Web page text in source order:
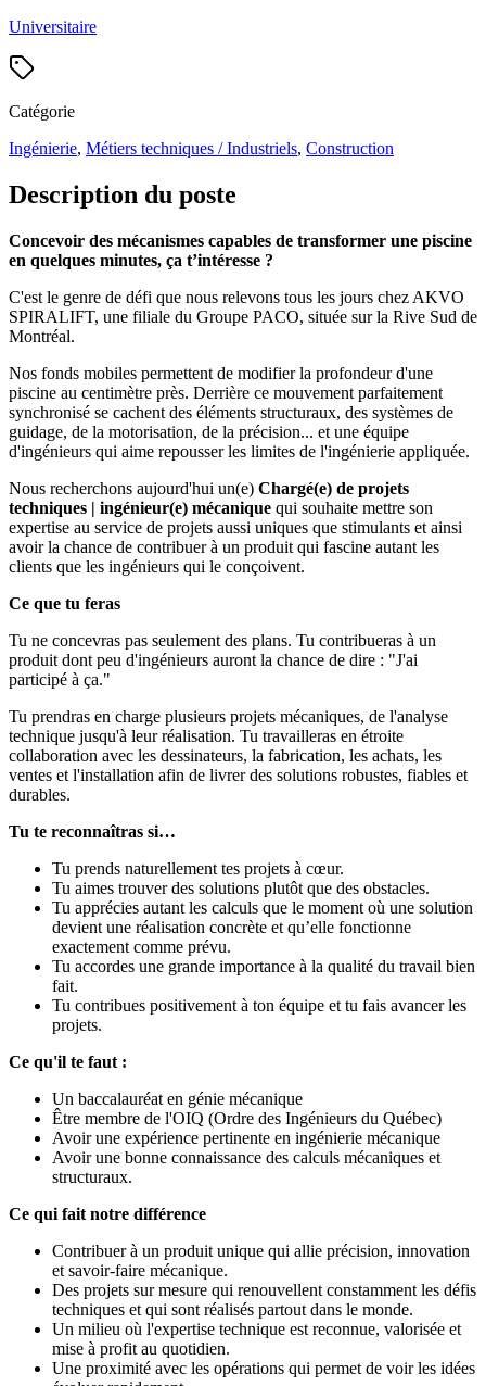
Universitaire
Catégorie
Ingénierie, Métiers techniques / Industriels, Construction
Description du poste
Concevoir des mécanismes capables de transformer une piscine
en quelques minutes, ça t’intéresse ?
C'est le genre de défi que nous relevons tous les jours chez AKVO
SPIRALIFT, une filiale du Groupe PACO, située sur la Rive Sud de
Montréal.
Nos fonds mobiles permettent de modifier la profondeur d'une
piscine au centimètre près. Derrière ce mouvement parfaitement
synchronisé se cachent des éléments structuraux, des systèmes de
guidage, de la motorisation, de la précision... et une équipe
d'ingénieurs qui aime repousser les limites de l'ingénierie appliquée.
Nous recherchons aujourd'hui un(e) Chargé(e) de projets
techniques | ingénieur(e) mécanique qui souhaite mettre son
expertise au service de projets aussi uniques que stimulants et ainsi
avoir la chance de contribuer à un produit qui fascine autant les
clients que les ingénieurs qui le conçoivent.
Ce que tu feras
Tu ne concevras pas seulement des plans. Tu contribueras à un
produit dont peu d'ingénieurs auront la chance de dire : "J'ai
participé à ça."
Tu prendras en charge plusieurs projets mécaniques, de l'analyse
technique jusqu'à leur réalisation. Tu travailleras en étroite
collaboration avec les dessinateurs, la fabrication, les achats, les
ventes et l'installation afin de livrer des solutions robustes, fiables et
durables.
Tu te reconnaîtras si…
Tu prends naturellement tes projets à cœur.
Tu aimes trouver des solutions plutôt que des obstacles.
Tu apprécies autant les calculs que le moment où une solution
devient une réalisation concrète et qu’elle fonctionne
exactement comme prévu.
Tu accordes une grande importance à la qualité du travail bien
fait.
Tu contribues positivement à ton équipe et tu fais avancer les
projets.
Ce qu'il te faut :
Un baccalauréat en génie mécanique
Être membre de l'OIQ (Ordre des Ingénieurs du Québec)
Avoir une expérience pertinente en ingénierie mécanique
Avoir une bonne connaissance des calculs mécaniques et
structuraux.
Ce qui fait notre différence
Contribuer à un produit unique qui allie précision, innovation
et savoir-faire mécanique.
Des projets sur mesure qui renouvellent constamment les défis
techniques et qui sont réalisés partout dans le monde.
Un milieu où l'expertise technique est reconnue, valorisée et
mise à profit au quotidien.
Une proximité avec les opérations qui permet de voir les idées